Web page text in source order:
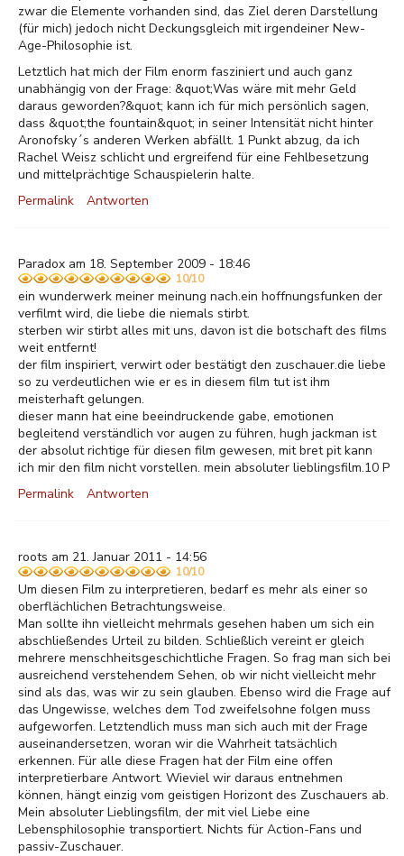
zwar die Elemente vorhanden sind, das Ziel deren Darstellung
(für mich) jedoch nicht Deckungsgleich mit irgendeiner New-
Age-Philosophie ist.
Letztlich hat mich der Film enorm fasziniert und auch ganz
unabhängig von der Frage: &quot;Was wäre mit mehr Geld
daraus geworden?&quot; kann ich für mich persönlich sagen,
dass &quot;the fountain&quot; in seiner Intensität nicht hinter
Aronofsky´s anderen Werken abfällt. 1 Punkt abzug, da ich
Rachel Weisz schlicht und ergreifend für eine Fehlbesetzung
und mittelprächtige Schauspielerin halte.
Permalink
Antworten
Paradox am 18. September 2009 - 18:46
10/10
ein wunderwerk meiner meinung nach.ein hoffnungsfunken der
verfilmt wird, die liebe die niemals stirbt.
sterben wir stirbt alles mit uns, davon ist die botschaft des films
weit entfernt!
der film inspiriert, verwirt oder bestätigt den zuschauer.die liebe
so zu verdeutlichen wie er es in diesem film tut ist ihm
meisterhaft gelungen.
dieser mann hat eine beeindruckende gabe, emotionen
begleitend verständlich vor augen zu führen, hugh jackman ist
der absolut richtige für diesen film gewesen, mit bret pit kann
ich mir den film nicht vorstellen. mein absoluter lieblingsfilm.10 P
Permalink
Antworten
roots am 21. Januar 2011 - 14:56
10/10
Um diesen Film zu interpretieren, bedarf es mehr als einer so
oberflächlichen Betrachtungsweise.
Man sollte ihn vielleicht mehrmals gesehen haben um sich ein
abschließendes Urteil zu bilden. Schließlich vereint er gleich
mehrere menschheitsgeschichtliche Fragen. So frag man sich bei
ausreichend verstehendem Sehen, ob wir nicht vielleicht mehr
sind als das, was wir zu sein glauben. Ebenso wird die Frage auf
das Ungewisse, welches dem Tod zweifelsohne folgen muss
aufgeworfen. Letztendlich muss man sich auch mit der Frage
auseinandersetzen, woran wir die Wahrheit tatsächlich
erkennen. Für alle diese Fragen hat der Film eine offen
interpretierbare Antwort. Wieviel wir daraus entnehmen
können, hängt einzig vom geistigen Horizont des Zuschauers ab.
Mein absoluter Lieblingsfilm, der mit viel Liebe eine
Lebensphilosophie transportiert. Nichts für Action-Fans und
passiv-Zuschauer.